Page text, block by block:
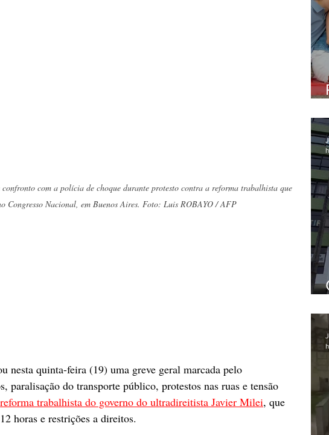
confronto com a polícia de choque durante protesto contra a reforma trabalhista que
Congresso Nacional, em Buenos Aires. Foto: Luis ROBAYO / AFP
nesta quinta-feira (19) uma greve geral marcada pelo
paralisação do transporte público, protestos nas ruas e tensão
reforma trabalhista do governo do ultradireitista Javier Milei, que
horas e restrições a direitos.